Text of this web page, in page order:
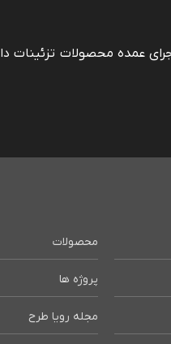
عمده محصولات تزئینات
محصولات
پروژه ها
مجله رویا طرح